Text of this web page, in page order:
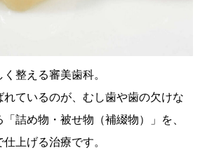
整える審美歯科。
ているのが、むし歯や歯の欠けな
詰め物・被せ物（補綴物）」を、
上げる治療です。